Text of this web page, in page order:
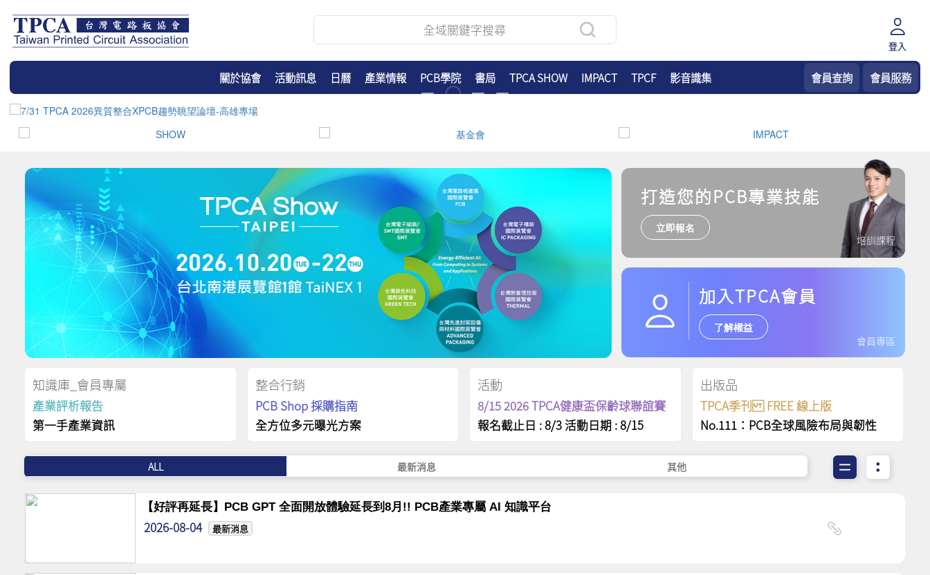
登入
關於協會 活動訊息 日曆 產業情報 PCB學院 書局 TPCA SHOW IMPACT TPCF 影音識集 會員查詢 會員服務
培訓課程
打造您的PCB專業技能
立即報名
加入TPCA會員
了解權益
會員專區
知識庫_會員專屬
產業評析報告
第一手產業資訊
整合行銷
PCB Shop 採購指南
全方位多元曝光方案
活動
8/15 2026 TPCA健康盃保齡球聯誼賽
報名截止日 : 8/3 活動日期 : 8/15
出版品
TPCA季刊 FREE 線上版
No.111：PCB全球風險布局與韌性
ALL 最新消息 其他
【好評再延長】PCB GPT 全面開放體驗延長到8月!! PCB產業專屬 AI 知識平台
2026-08-04 最新消息